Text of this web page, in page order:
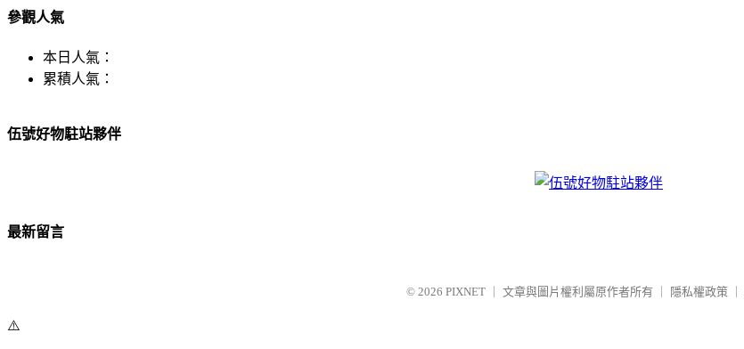
參觀人氣
本日人氣：
累積人氣：
伍號好物駐站夥伴
最新留言
© 2026 PIXNET 文章與圖片權利屬原作者所有 隱私權政策
⚠️